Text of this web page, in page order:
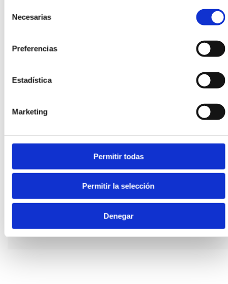
Necesarias
Preferencias
Estadística
Marketing
Permitir todas
Permitir la selección
Denegar
Idiomas:Castellano, Valenciano
CONTACTAR